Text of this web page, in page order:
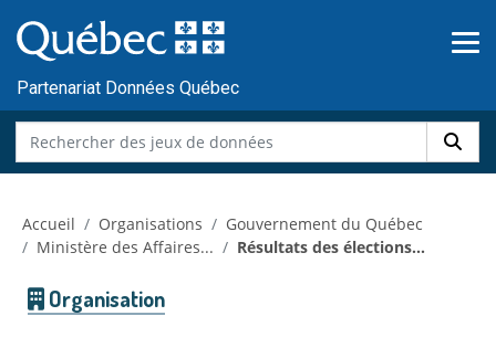
au
contenu
Partenariat Données Québec
Accueil Organisations
Gouvernement du Québec
Ministère des Affaires...
Résultats des élections...
Organisation